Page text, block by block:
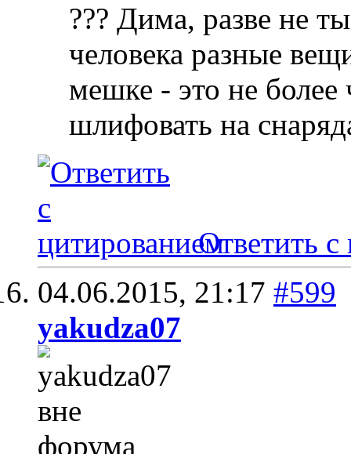
??? Дима, разве не
человека разные
мешке - это не более
шлифовать на
Ответить с
04.06.2015, 21:17 #599
yakudza07